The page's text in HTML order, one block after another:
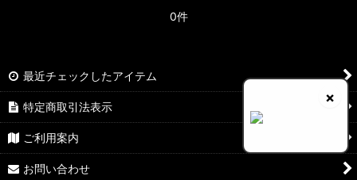
×
0件
最近チェックしたアイテム
特定商取引法表示
ご利用案内
お問い合わせ